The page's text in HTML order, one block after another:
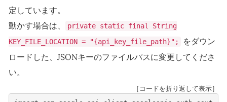
定しています。
動かす場合は、
private static final String
KEY_FILE_LOCATION = "{api_key_file_path}";
をダウン
ロードした、JSONキーのファイルパスに変更してくださ
い。
［コードを折り返して表示］